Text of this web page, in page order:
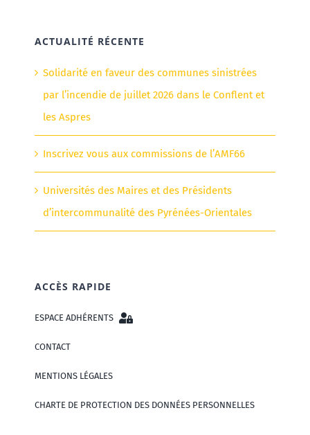
ACTUALITÉ RÉCENTE
Solidarité en faveur des communes sinistrées
par l’incendie de juillet 2026 dans le Conflent et
les Aspres
Inscrivez vous aux commissions de l’AMF66
Universités des Maires et des Présidents
d’intercommunalité des Pyrénées-Orientales
ACCÈS RAPIDE
ESPACE ADHÉRENTS
CONTACT
MENTIONS LÉGALES
CHARTE DE PROTECTION DES DONNÉES PERSONNELLES